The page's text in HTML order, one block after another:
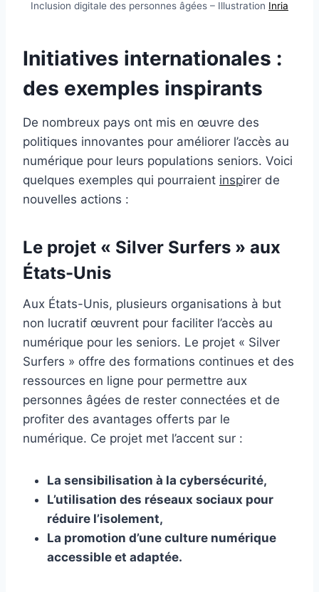
Inclusion digitale des personnes âgées – Illustration Inria
Initiatives internationales :
des exemples inspirants
De nombreux pays ont mis en œuvre des
politiques innovantes pour améliorer l’accès au
numérique pour leurs populations seniors. Voici
quelques exemples qui pourraient inspirer de
nouvelles actions :
Le projet « Silver Surfers » aux
États-Unis
Aux États-Unis, plusieurs organisations à but
non lucratif œuvrent pour faciliter l’accès au
numérique pour les seniors. Le projet « Silver
Surfers » offre des formations continues et des
ressources en ligne pour permettre aux
personnes âgées de rester connectées et de
profiter des avantages offerts par le
numérique. Ce projet met l’accent sur :
La sensibilisation à la cybersécurité,
L’utilisation des réseaux sociaux pour
réduire l’isolement,
La promotion d’une culture numérique
accessible et adaptée.